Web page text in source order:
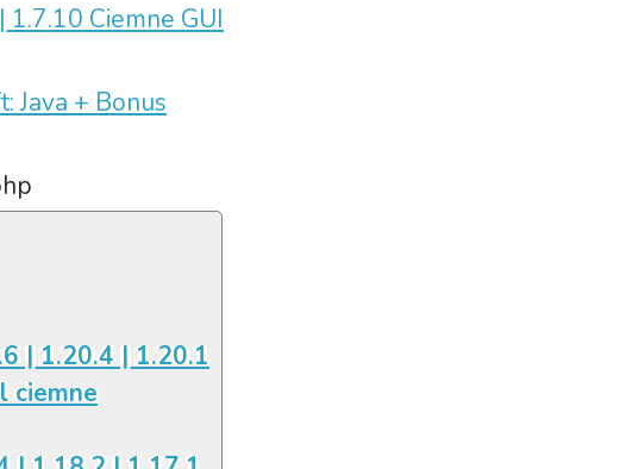
Ciemne GUI
Java + Bonus
| 1.20.4 | 1.20.1
ciemne